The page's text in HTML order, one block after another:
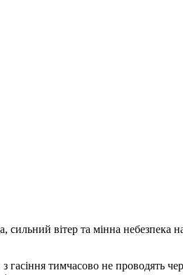
вітер та мінна небезпека
гасіння тимчасово не проводять